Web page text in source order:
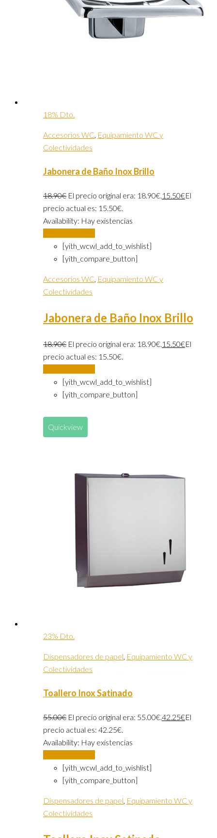
18% Dto.
Accesorios WC, Equipamiento WC y
Colectividades
Jabonera de Baño Inox Brillo
18.90€ El precio original era: 18.90€.15.50€El
precio actual es: 15.50€.
Availability: Hay existencias
[yith_wcwl_add_to_wishlist]
[yith_compare_button]
Accesorios WC, Equipamiento WC y
Colectividades
Jabonera de Baño Inox Brillo
18.90€ El precio original era: 18.90€.15.50€El
precio actual es: 15.50€.
[yith_wcwl_add_to_wishlist]
[yith_compare_button]
Quickview
23% Dto.
Dispensadores de papel, Equipamiento WC y
Colectividades
Toallero Inox Satinado
55.00€ El precio original era: 55.00€.42.25€El
precio actual es: 42.25€.
Availability: Hay existencias
[yith_wcwl_add_to_wishlist]
[yith_compare_button]
Dispensadores de papel, Equipamiento WC y
Colectividades